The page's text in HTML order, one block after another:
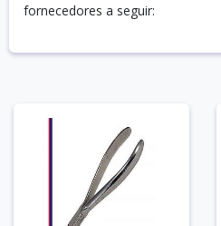
fornecedores a seguir: